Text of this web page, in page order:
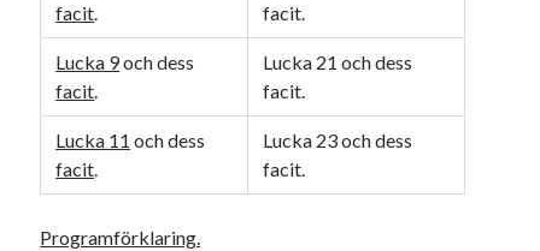
facit.
facit.
Lucka 9och dess
facit.
Lucka 21 och dess
facit.
Lucka 11 och dess
facit.
Lucka 23 och dess
facit.
Programförklaring.